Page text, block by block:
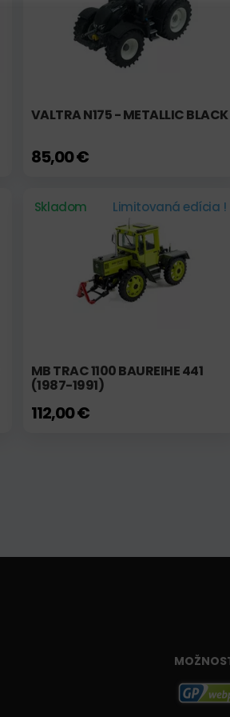
VALTRA N175 - METALLIC BLACK
85,00 €
Skladom Limitovaná edícia !
MB TRAC 1100 BAUREIHE 441
(1987-1991)
112,00 €